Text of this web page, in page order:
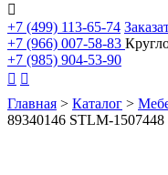

+7 (499) 113-65-74
+7 (966) 007-58-83
+7 (985) 904-53-90
 
Главная > Каталог >
89340146 STLM-1507448